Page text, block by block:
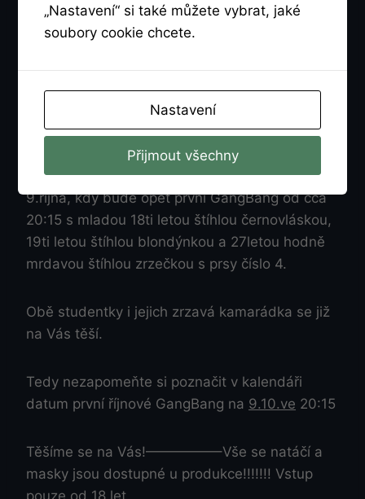
Naše produkce budou samozřejmě pokračovat
po dovolené a všichni pravidelní i noví účastníci
jsou vždy vítání v neomezeném množství (čím
více mužů tím lépe) znovu od čtvrtka dne
9.října, kdy bude opět první GangBang od cca
20:15 s mladou 18ti letou štíhlou černovláskou,
19ti letou štíhlou blondýnkou a 27letou hodně
mrdavou štíhlou zrzečkou s prsy číslo 4.
Obě studentky i jejich zrzavá kamarádka se již
na Vás těší.
Tedy nezapomeňte si poznačit v kalendáři
datum první říjnové GangBang na 9.10.ve 20:15
Těšíme se na Vás!—————–Vše se natáčí a
masky jsou dostupné u produkce!!!!!!! Vstup
pouze od 18 let
„Nastavení“ si také můžete vybrat, jaké
soubory cookie chcete.
Nastavení
Přijmout všechny